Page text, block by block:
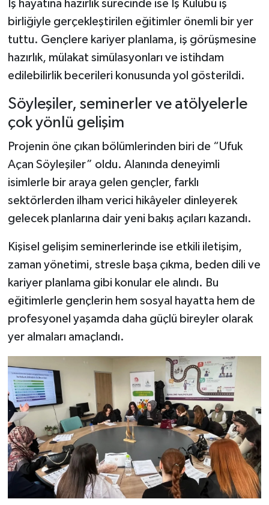
İş hayatına hazırlık sürecinde ise İş Kulübü iş
birliğiyle gerçekleştirilen eğitimler önemli bir yer
tuttu. Gençlere kariyer planlama, iş görüşmesine
hazırlık, mülakat simülasyonları ve istihdam
edilebilirlik becerileri konusunda yol gösterildi.
Söyleşiler, seminerler ve atölyelerle
çok yönlü gelişim
Projenin öne çıkan bölümlerinden biri de “Ufuk
Açan Söyleşiler” oldu. Alanında deneyimli
isimlerle bir araya gelen gençler, farklı
sektörlerden ilham verici hikâyeler dinleyerek
gelecek planlarına dair yeni bakış açıları kazandı.
Kişisel gelişim seminerlerinde ise etkili iletişim,
zaman yönetimi, stresle başa çıkma, beden dili ve
kariyer planlama gibi konular ele alındı. Bu
eğitimlerle gençlerin hem sosyal hayatta hem de
profesyonel yaşamda daha güçlü bireyler olarak
yer almaları amaçlandı.